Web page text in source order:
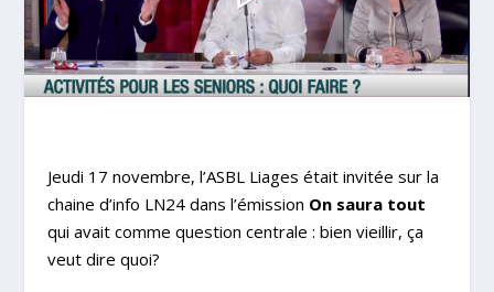
Jeudi 17 novembre, l’ASBL Liages était invitée sur la
chaine d’info LN24 dans l’émission On saura tout
qui avait comme question centrale : bien vieillir, ça
veut dire quoi?